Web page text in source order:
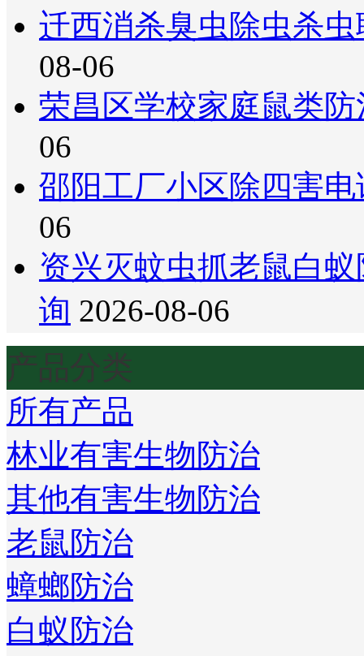
迁西消杀臭虫除虫杀
08-06
荣昌区学校家庭鼠类
06
邵阳工厂小区除四害
06
资兴灭蚊虫抓老鼠白
询 2026-08-06
产品分类
所有产品
林业有害生物防治
其他有害生物防治
老鼠防治
蟑螂防治
白蚁防治